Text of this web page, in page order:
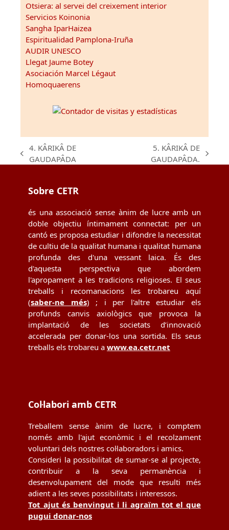
Otsiera: al servei del creixement interior
Servicios Koinonia
Sangha IparHaizea
Espiritualidad Pamplona-Iruña
AUDIR UNESCO
Llegat Jaume Botey
Asociación Marcel Légaut
Homoquaerens
previous
4. KÂRIKÂ DE
GAUDAPÂDA
5. KÂRIKÂ DE
GAUDAPÂDA.
Sobre CETR
és una associació sense ànim de lucre amb un
doble objectiu íntimament connectat: per un
cantó es proposa estudiar i difondre la necessitat
de cultiu de la qualitat humana i qualitat humana
profunda des d'una vessant laica. És des
d'aquesta perspectiva que abordem
l'apropament a les tradicions religioses. El seus
treballs i recomanacions les trobareu aquí
(saber-ne més) ; i per l'altre estudiar els
profunds canvis axiològics que provoca la
implantació de les societats d’innovació
accelerada per donar-los una sortida. Els seus
treballs els trobareu a www.ea.cetr.net
Col·labori amb CETR
Treballem sense ànim de lucre, i comptem
només amb l'ajut econòmic i el recolzament
voluntari dels nostres col·laboradors i amics.
Consideri la possibilitat de sumar-se al projecte,
contribuir a la seva permanència i
desenvolupament del mode que resulti més
adient a les seves possibilitats i interessos.
Tot ajut és benvingut i li agraïm tot el que
pugui donar-nos